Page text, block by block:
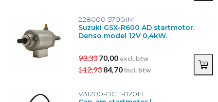
228000-5700IM
Suzuki GSX-R600 AD startmotor.
Denso model 12V 0,4kW.
93,33 70,00 excl. btw
112,93 84,70 incl. btw
V31200-DGF-020LL